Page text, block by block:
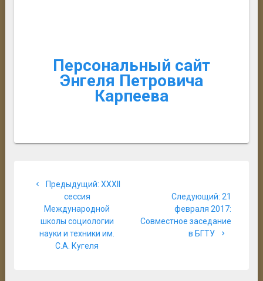
Персональный сайт
Энгеля Петровича
Карпеева
записям
Предыдущий: Предыдущая
ХXXII
сессия
Международной
школы социологии
науки и техники им.
С.А. Кугеля
Следующий:
запись:
21
февраля 2017:
Совместное заседание
в БГТУ